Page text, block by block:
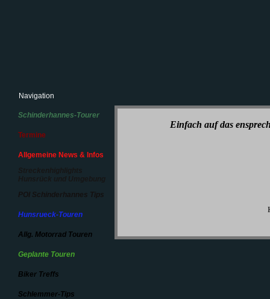
Navigation
Schinderhannes-Tourer
Termine
Allgemeine News & Infos
POI Schinderhannes Tips
Hunsrueck-Touren
Allg. Motorrad Touren
Geplante Touren
Biker Treffs
Schlemmer-Tips
Einfach auf das